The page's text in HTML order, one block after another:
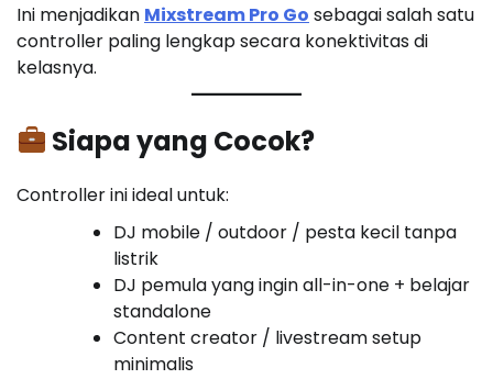
Ini menjadikan Mixstream Pro Go sebagai salah satu
controller paling lengkap secara konektivitas di
kelasnya.
Siapa yang Cocok?
Controller ini ideal untuk:
DJ mobile / outdoor / pesta kecil tanpa
listrik
DJ pemula yang ingin all-in-one + belajar
standalone
Content creator / livestream setup
minimalis